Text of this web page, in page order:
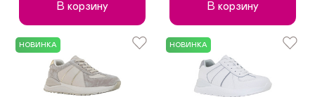
В корзину В корзину
НОВИНКА НОВИНКА